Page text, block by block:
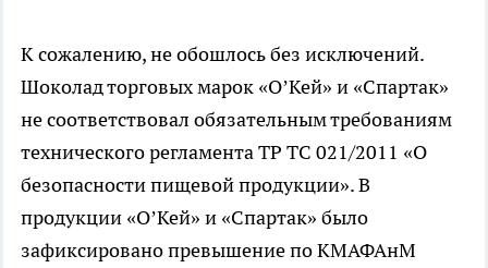
К сожалению, не обошлось без исключений.
Шоколад торговых марок «О’Кей» и «Спартак»
не соответствовал обязательным требованиям
технического регламента ТР ТС 021/2011 «О
безопасности пищевой продукции». В
продукции «О’Кей» и «Спартак» было
зафиксировано превышение по КМАФАнМ